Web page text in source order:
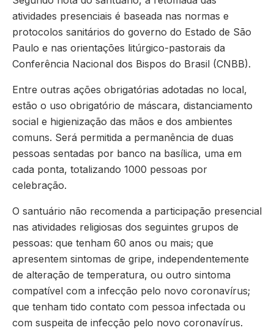
atividades presenciais é baseada nas normas e
protocolos sanitários do governo do Estado de São
Paulo e nas orientações litúrgico-pastorais da
Conferência Nacional dos Bispos do Brasil (CNBB).
Entre outras ações obrigatórias adotadas no local,
estão o uso obrigatório de máscara, distanciamento
social e higienização das mãos e dos ambientes
comuns. Será permitida a permanência de duas
pessoas sentadas por banco na basílica, uma em
cada ponta, totalizando 1000 pessoas por
celebração.
O santuário não recomenda a participação presencial
nas atividades religiosas dos seguintes grupos de
pessoas: que tenham 60 anos ou mais; que
apresentem sintomas de gripe, independentemente
de alteração de temperatura, ou outro sintoma
compatível com a infecção pelo novo coronavírus;
que tenham tido contato com pessoa infectada ou
com suspeita de infecção pelo novo coronavírus.